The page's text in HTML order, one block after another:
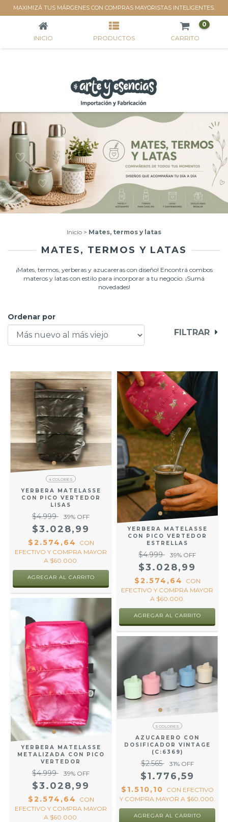
MAXIMIZÁ TUS MÁRGENES CON COMPRAS MAYORISTAS INTELIGENTES.
MATES, TERMOS Y LATAS
INICIO PRODUCTOS CARRITO
0
Inicio > Mates, termos y latas
MATES, TERMOS Y LATAS
¡Mates, termos, yerberas y azucareras con diseño! Encontrá combos
materos y latas con estilo para incorporar a tu negocio. ¡Sumá
novedades!
Ordenar por
FILTRAR
4 COLORES
YERBERA MATELASSE
CON PICO VERTEDOR
LISAS
$4.999 39% OFF
$3.028,99
$2.574,64
CON
EFECTIVO Y COMPRA MAYOR
A $60.000.
AGREGAR AL CARRITO
YERBERA MATELASSE
CON PICO VERTEDOR
ESTRELLAS
$4.999 39% OFF
$3.028,99
$2.574,64
CON
EFECTIVO Y COMPRA MAYOR
A $60.000.
AGREGAR AL CARRITO
YERBERA MATELASSE
METALIZADA CON PICO
VERTEDOR
$4.999 39% OFF
$3.028,99
$2.574,64
CON
EFECTIVO Y COMPRA MAYOR
A $60.000.
5 COLORES
AZUCARERO CON
DOSIFICADOR VINTAGE
(C:6369)
$2.565 31% OFF
$1.776,59
$1.510,10 CON EFECTIVO
Y COMPRA MAYOR A $60.000.
AGREGAR AL CARRITO